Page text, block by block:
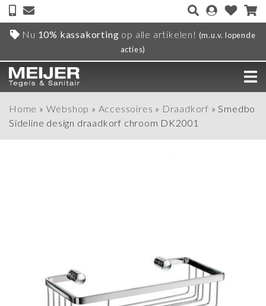
Nu 10% kassakorting op alle artikelen! (m.u.v. lopende
acties)
Home » Webshop » Accessoires » Draadkorf »Smedbo
Sideline design draadkorf chroom DK2001